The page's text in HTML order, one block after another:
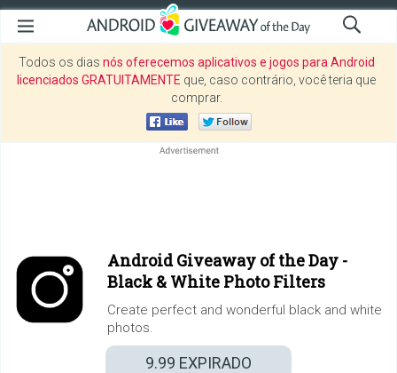
Todos os dias nós oferecemos aplicativos e jogos para Android
licenciados GRATUITAMENTE que, caso contrário, você teria que
comprar.
Android Giveaway of the Day -
Black & White Photo Filters
Create perfect and wonderful black and white
photos.
9.99 EXPIRADO